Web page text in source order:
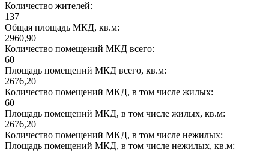
Количество жителей:
137
Общая площадь МКД, кв.м:
2960,90
Количество помещений МКД всего:
60
Площадь помещений МКД всего, кв.м:
2676,20
Количество помещений МКД, в том числе жилых:
60
Площадь помещений МКД, в том числе жилых, кв.м:
2676,20
Количество помещений МКД, в том числе нежилых:
Площадь помещений МКД, в том числе нежилых, кв.м: